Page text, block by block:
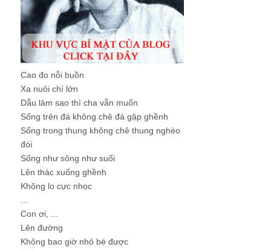
Cao đo nỗi buồn
Xa nuôi chí lớn
Dẫu làm sao thì cha vẫn muốn
Sống trên đá không chê đá gập ghềnh
Sống trong thung không chê thung nghèo
đói
Sống như sông như suối
Lên thác xuống ghềnh
Không lo cực nhọc
Con ơi, ...
Lên đường
Không bao giờ nhỏ bé được